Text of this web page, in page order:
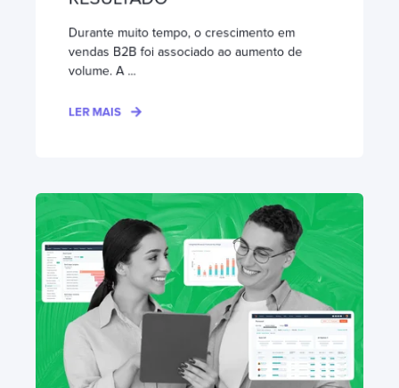
Durante muito tempo, o crescimento em
vendas B2B foi associado ao aumento de
volume. A ...
LER MAIS